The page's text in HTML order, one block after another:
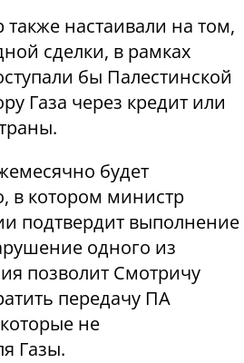
настаивали на том,
сделки, в рамках
бы Палестинской
Газа через кредит или
будет
в котором министр
подтвердит выполнение
одного из
позволит Смотричу
передачу ПА
не
Газы.